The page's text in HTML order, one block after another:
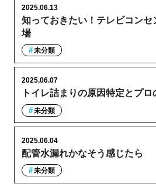
知っておきたい！テレビコンセ
場
2025.06.13
未分類
トイレ詰まりの原因特定とプロ
2025.06.07
未分類
配管水漏れかなそう感じたら
2025.06.04
未分類